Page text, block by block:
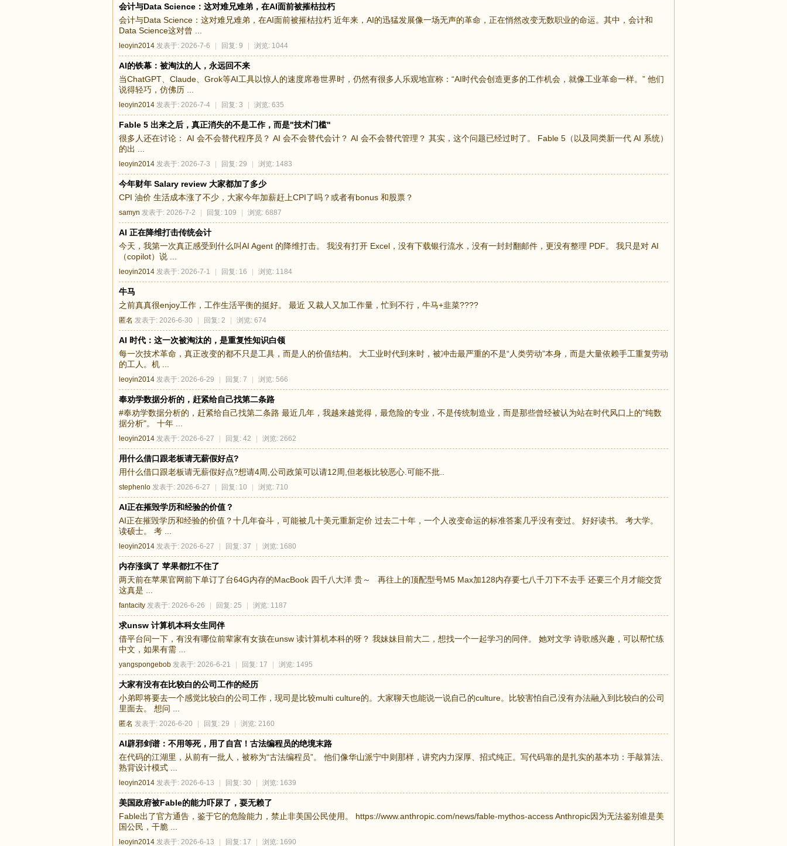
会计与Data Science：这对难兄难弟，在AI面前被摧枯拉朽
会计与Data Science：这对难兄难弟，在AI面前被摧枯拉朽 近年来，AI的迅猛发展像一场无声的革命，正在悄然改变无数职业的命运。其中，会计和
Data Science这对曾 ...
leoyin2014 发表于: 2026-7-6 回复: 9 浏览: 1044
AI的铁幕：被淘汰的人，永远回不来
当ChatGPT、Claude、Grok等AI工具以惊人的速度席卷世界时，仍然有很多人乐观地宣称：“AI时代会创造更多的工作机会，就像工业革命一样。” 他们
说得轻巧，仿佛历 ...
leoyin2014 发表于: 2026-7-4 回复: 3 浏览: 635
Fable 5 出来之后，真正消失的不是工作，而是"技术门槛"
很多人还在讨论： AI 会不会替代程序员？ AI 会不会替代会计？ AI 会不会替代管理？ 其实，这个问题已经过时了。 Fable 5（以及同类新一代 AI 系统）
的出 ...
leoyin2014 发表于: 2026-7-3 回复: 29 浏览: 1483
今年财年 Salary review 大家都加了多少
CPI 油价 生活成本涨了不少，大家今年加薪赶上CPI了吗？或者有bonus 和股票？
samyn 发表于: 2026-7-2 回复: 109 浏览: 6887
AI 正在降维打击传统会计
今天，我第一次真正感受到什么叫AI Agent 的降维打击。 我没有打开 Excel，没有下载银行流水，没有一封封翻邮件，更没有整理 PDF。 我只是对 AI
（copilot）说 ...
leoyin2014 发表于: 2026-7-1 回复: 16 浏览: 1184
牛马
之前真真很enjoy工作，工作生活平衡的挺好。 最近 又裁人又加工作量，忙到不行，牛马+韭菜????
匿名 发表于: 2026-6-30 回复: 2 浏览: 674
AI 时代：这一次被淘汰的，是重复性知识白领
每一次技术革命，真正改变的都不只是工具，而是人的价值结构。 大工业时代到来时，被冲击最严重的不是“人类劳动”本身，而是大量依赖手工重复劳动
的工人。机 ...
leoyin2014 发表于: 2026-6-29 回复: 7 浏览: 566
奉劝学数据分析的，赶紧给自己找第二条路
#奉劝学数据分析的，赶紧给自己找第二条路 最近几年，我越来越觉得，最危险的专业，不是传统制造业，而是那些曾经被认为站在时代风口上的"纯数
据分析"。 十年 ...
leoyin2014 发表于: 2026-6-27 回复: 42 浏览: 2662
用什么借口跟老板请无薪假好点?
用什么借口跟老板请无薪假好点?想请4周,公司政策可以请12周,但老板比较恶心.可能不批..
stephenlo 发表于: 2026-6-27 回复: 10 浏览: 710
AI正在摧毁学历和经验的价值？
AI正在摧毁学历和经验的价值？十几年奋斗，可能被几十美元重新定价 过去二十年，一个人改变命运的标准答案几乎没有变过。 好好读书。 考大学。
读硕士。 考 ...
leoyin2014 发表于: 2026-6-27 回复: 37 浏览: 1680
内存涨疯了 苹果都扛不住了
两天前在苹果官网前下单订了台64G内存的MacBook 四千八大洋 贵～ 再往上的顶配型号M5 Max加128内存要七八千刀下不去手 还要三个月才能交货
这真是 ...
fantacity 发表于: 2026-6-26 回复: 25 浏览: 1187
求unsw 计算机本科女生同伴
借平台问一下，有没有哪位前辈家有女孩在unsw 读计算机本科的呀？ 我妹妹目前大二，想找一个一起学习的同伴。 她对文学 诗歌感兴趣，可以帮忙练
中文，如果有需 ...
yangspongebob 发表于: 2026-6-21 回复: 17 浏览: 1495
大家有没有在比较白的公司工作的经历
小弟即将要去一个感觉比较白的公司工作，现司是比较multi culture的。大家聊天也能说一说自己的culture。比较害怕自己没有办法融入到比较白的公司
里面去。 想问 ...
匿名 发表于: 2026-6-20 回复: 29 浏览: 2160
AI辟邪剑谱：不用等死，用了自宫！古法编程员的绝境末路
在代码的江湖里，从前有一批人，被称为“古法编程员”。 他们像华山派宁中则那样，讲究内力深厚、招式纯正。写代码靠的是扎实的基本功：手敲算法、
熟背设计模式 ...
leoyin2014 发表于: 2026-6-13 回复: 30 浏览: 1639
美国政府被Fable的能力吓尿了，耍无赖了
Fable出了官方通告，鉴于它的危险能力，禁止非美国公民使用。 https://www.anthropic.com/news/fable-mythos-access Anthropic因为无法鉴别谁是美
国公民，干脆 ...
leoyin2014 发表于: 2026-6-13 回复: 17 浏览: 1690